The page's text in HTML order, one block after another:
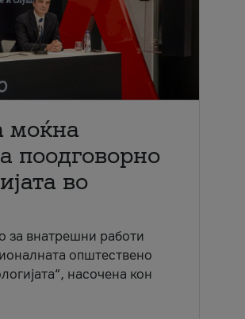
моќна
поодговорно
во
за внатрешни работи
општествено
насочена кон